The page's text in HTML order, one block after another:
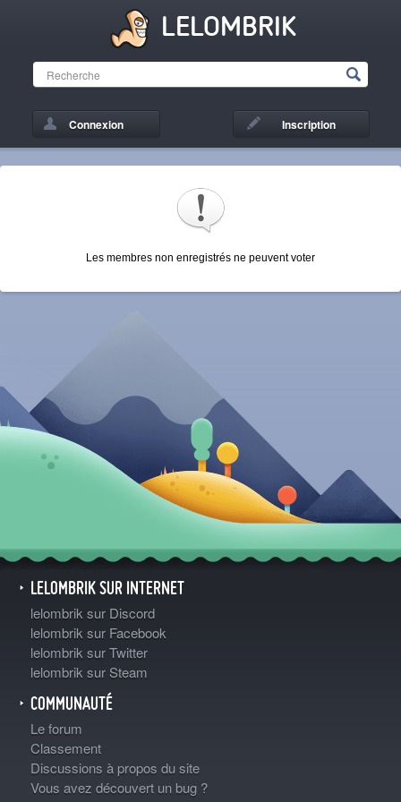
LELOMBRIK
Connexion Inscription
Les membres non enregistrés ne peuvent voter
LELOMBRIK SUR INTERNET
lelombrik sur Discord
lelombrik sur Facebook
lelombrik sur Twitter
lelombrik sur Steam
COMMUNAUTÉ
Le forum
Classement
Discussions à propos du site
Vous avez découvert un bug ?